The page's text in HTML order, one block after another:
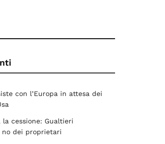
con l’Europa in attesa dei
la cessione: Gualtieri
no dei proprietari